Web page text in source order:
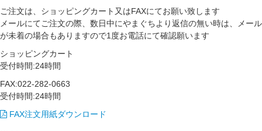
ご注文は、ショッピングカート又はFAXにてお願い致します
メールにてご注文の際、数日中にやまぐちより返信の無い時は、メール
が未着の場合もありますので1度お電話にて確認願います
ショッピングカート
受付時間:24時間
FAX:022-282-0663
受付時間:24時間
FAX注文用紙ダウンロード